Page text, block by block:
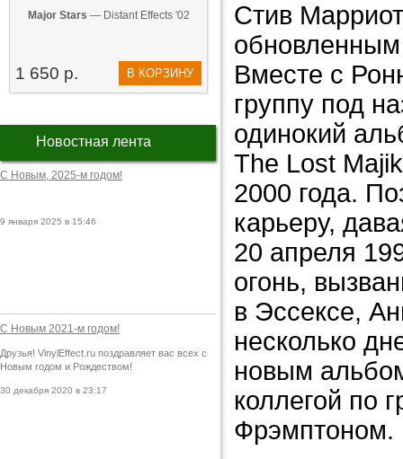
Major Stars — Distant Effects '02
1 650 р. В КОРЗИНУ
Новостная лента
С Новым, 2025-м годом!
9 января 2025 в 15:46
С Новым 2021-м годом!
Друзья! VinylEffect.ru поздравляет вас всех с
Новым годом и Рождеством!
30 декабря 2020 в 23:17
Стив
обновленным
Вместе с
группу под
одинокий
The Lost
2000 года.
карьеру,
20 апреля
огонь,
в Эссексе,
несколько
новым
коллегой по
Фрэмптоном.